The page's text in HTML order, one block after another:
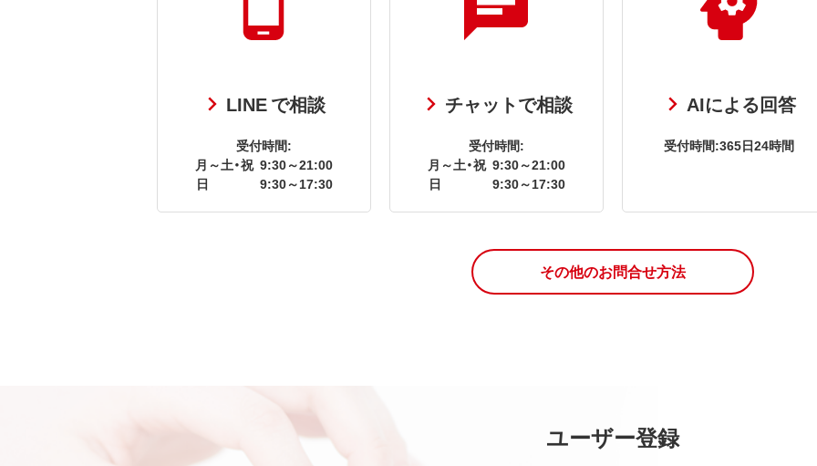
LINE で相談
受付時間:
月～土・祝 9:30～21:00
日
9:30～17:30
チャットで相談
受付時間:
月～土・祝 9:30～21:00
日
9:30～17:30
AIによる回答
受付時間:365日24時間
その他のお問合せ方法
ユーザー登録